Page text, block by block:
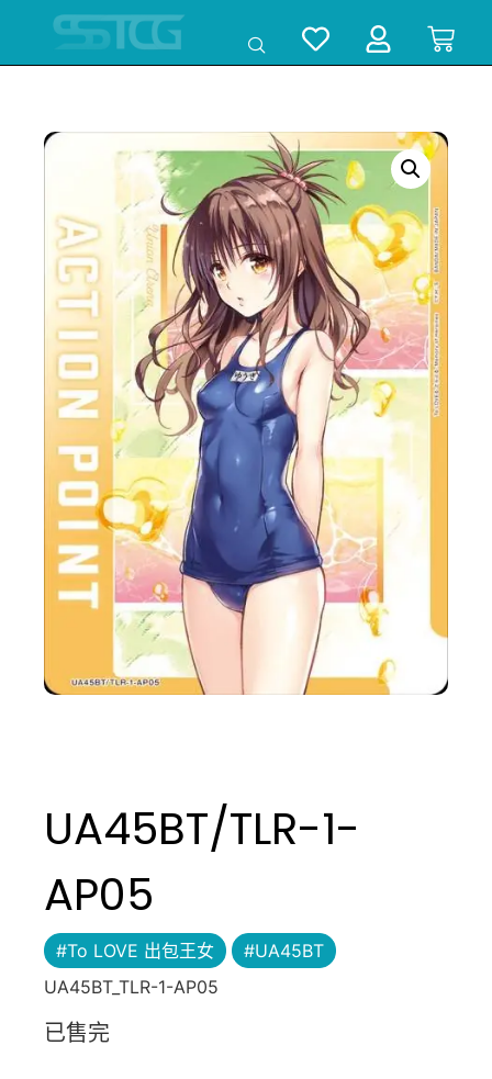
UA45BT/TLR-1-
AP05
#To LOVE 出包王女
#UA45BT
UA45BT_TLR-1-AP05
已售完